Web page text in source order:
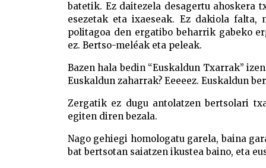
batetik. Ez daitezela desagertu ahoskera
esezetak eta ixaeseak. Ez dakiola falta,
politagoa den ergatibo beharrik gabeko
ez. Bertso-meléak eta peleak.
Bazen hala bedin “Euskaldun Txarrak”
Euskaldun zaharrak? Eeeeez. Euskaldun
Zergatik ez dugu antolatzen bertsolari
egiten diren bezala.
Nago gehiegi homologatu garela, baina
bat bertsotan saiatzen ikustea baino, eta